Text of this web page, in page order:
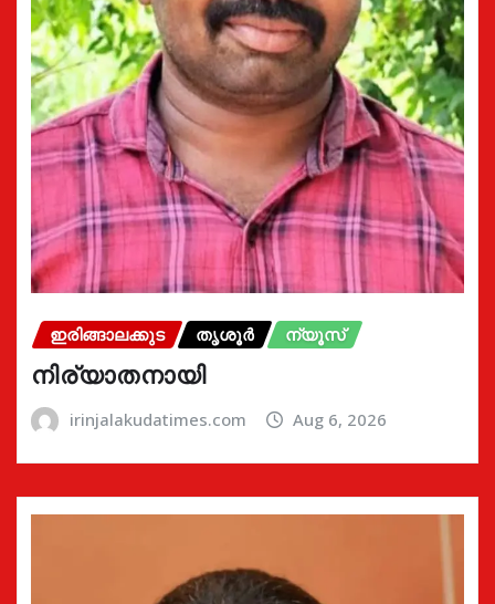
ഇരിങ്ങാലക്കുട തൃശൂർ ന്യൂസ്
നിര്യാതനായി
irinjalakudatimes.com Aug 6, 2026